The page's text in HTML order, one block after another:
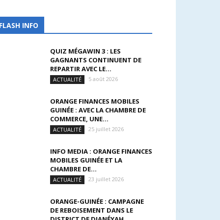
INFO
QUIZ MÉGAWIN 3 : LES
GAGNANTS CONTINUENT DE
REPARTIR AVEC LE...
ACTUALITÉ 5 août 2026
ORANGE FINANCES MOBILES
GUINÉE : AVEC LA CHAMBRE DE
COMMERCE, UNE...
ACTUALITÉ 25 juillet 2026
INFO MEDIA : ORANGE FINANCES
MOBILES GUINÉE ET LA
CHAMBRE DE...
ACTUALITÉ 23 juillet 2026
ORANGE-GUINÉE : CAMPAGNE
DE REBOISEMENT DANS LE